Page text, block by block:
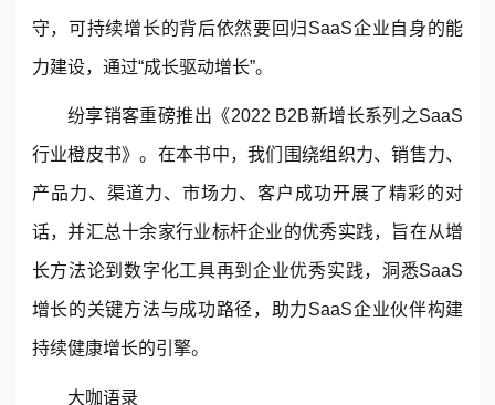
守，可持续增长的背后依然要回归SaaS企业自身的能
力建设，通过“成长驱动增长”。
纷享销客重磅推出《2022 B2B新增长系列之SaaS
行业橙皮书》。在本书中，我们围绕组织力、销售力、
产品力、渠道力、市场力、客户成功开展了精彩的对
话，并汇总十余家行业标杆企业的优秀实践，旨在从增
长方法论到数字化工具再到企业优秀实践，洞悉SaaS
增长的关键方法与成功路径，助力SaaS企业伙伴构建
持续健康增长的引擎。
大咖语录